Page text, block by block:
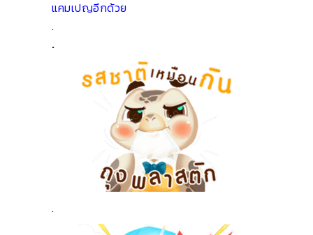
แคมเปญอีกด้วย
.
.
.